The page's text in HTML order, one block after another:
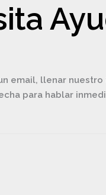
email, llenar
para hablar